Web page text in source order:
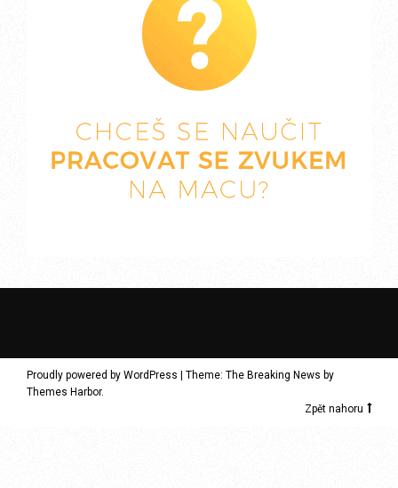
Proudly powered by WordPress
Theme: The Breaking News by
Themes Harbor.
Zpět nahoru